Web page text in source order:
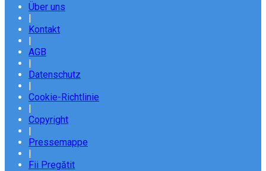
Über uns
|
Kontakt
|
AGB
|
Datenschutz
|
Cookie-Richtlinie
|
Copyright
|
Pressemappe
|
Fii Pregătit